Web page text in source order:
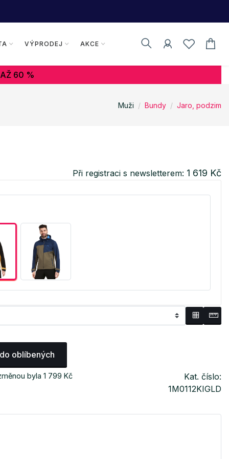
VÝPRODEJ AKCE
AŽ 60 %
Muži Bundy Jaro, podzim
Při registraci s newsletterem: 1 619 Kč
oblíbených
byla 1 799 Kč
Kat. číslo:
1M0112KIGLD